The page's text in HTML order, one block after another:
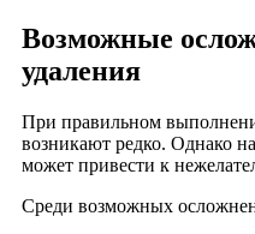
Возможные
удаления
При правильном
возникают редко. Однако
может привести к
Среди возможных